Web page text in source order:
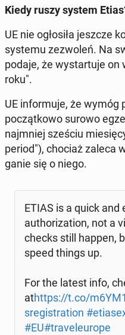
Kiedy ruszy system
UE nie ogło­si­ła jeszcze
systemu ze­zwo­leń. Na
podaje, że wy­star­tu­je on
roku".
UE in­for­mu­je, że wymóg
po­cząt­ko­wo surowo
naj­mniej sześciu
period"), chociaż zaleca
ga­nie się o niego.
ETIAS is a quick and
au­tho­ri­za­tion, not a
checks still happen,
speed things up.
For the latest info,
athttps://t.co/
sre­gi­stra­tion
#EU#tra­ve­leu­ro­pe